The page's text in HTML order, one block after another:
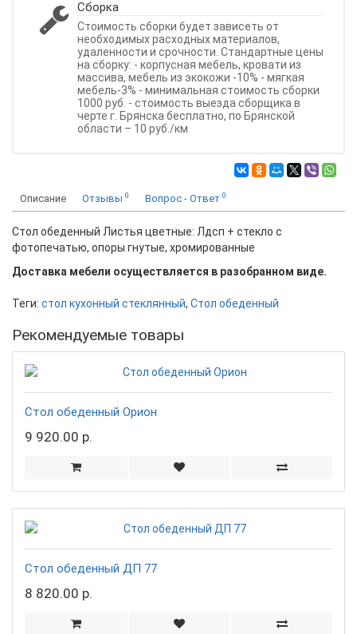
Сборка
Стоимость сборки будет зависеть от
необходимых расходных материалов,
удаленности и срочности. Стандартные цены
на сборку: - корпусная мебель, кровати из
массива, мебель из экокожи -10% - мягкая
мебель-3% - минимальная стоимость сборки
1000 руб. - стоимость выезда сборщика в
черте г. Брянска бесплатно, по Брянской
области – 10 руб./км
Описание Отзывы 0 Вопрос - Ответ 0
Стол обеденный Листья цветные: Лдсп + стекло с
фотопечатью, опоры гнутые, хромированные
Доставка мебели осуществляется в разобранном виде.
Теги: стол кухонный стеклянный, Стол обеденный
Рекомендуемые товары
Стол обеденный Орион
9 920.00 р.
Стол обеденный ДП 77
8 820.00 р.